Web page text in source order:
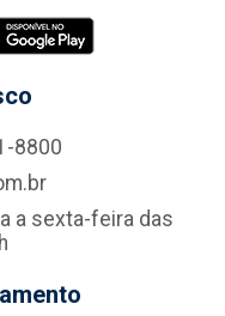
8800
a sexta-feira das